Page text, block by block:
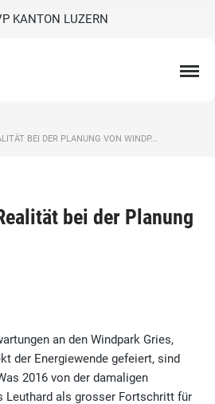
KANTON LUZERN
BEI DER PLANUNG VON WINDP...
bei der Planung
an den Windpark Gries,
der Energiewende gefeiert, sind
2016 von der damaligen
Leuthard als grosser Fortschritt für